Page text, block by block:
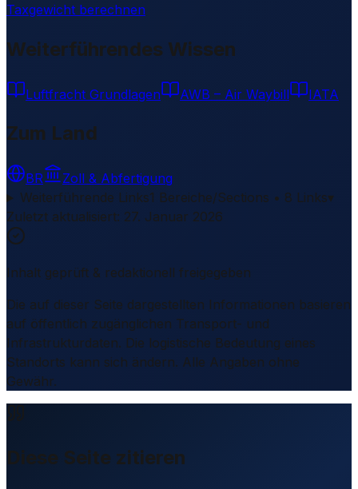
Taxgewicht berechnen
Weiterführendes Wissen
Luftfracht Grundlagen AWB – Air Waybill IATA
Zum Land
BR
Zoll & Abfertigung
Weiterführende Links1 Bereiche/Sections • 8 Links▾
Zuletzt aktualisiert: 27. Januar 2026
Inhalt geprüft & redaktionell freigegeben
Die auf dieser Seite dargestellten Informationen basieren
auf öffentlich zugänglichen Transport- und
Infrastrukturdaten. Die logistische Bedeutung eines
Standorts kann sich ändern. Alle Angaben ohne
Gewähr.
Diese Seite zitieren